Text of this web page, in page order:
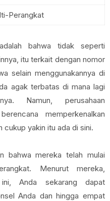
Perangkat
bahwa tidak seperti
itu terkait dengan nomor
selain menggunakannya di
agak terbatas di mana lagi
Namun, perusahaan
memperkenalkan
yakin itu ada di sini.
bahwa mereka telah mulai
Menurut mereka,
Anda sekarang dapat
Anda dan hingga empat